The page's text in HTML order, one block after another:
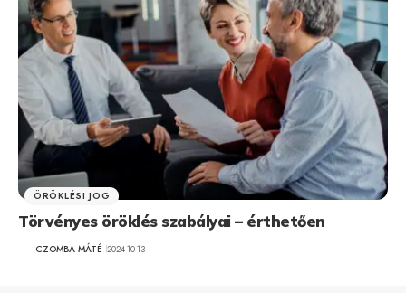
ÖRÖKLÉSI JOG
Törvényes öröklés szabályai – érthetően
CZOMBA MÁTÉ 2024-10-13